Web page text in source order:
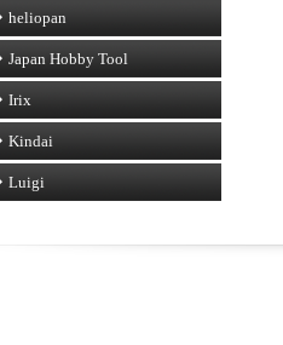
heliopan
Japan Hobby Tool
Irix
Kindai
Luigi